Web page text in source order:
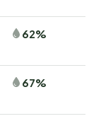
62%
67%